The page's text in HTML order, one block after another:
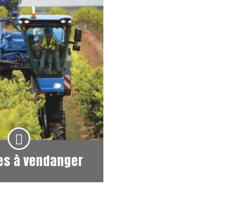
à vendanger